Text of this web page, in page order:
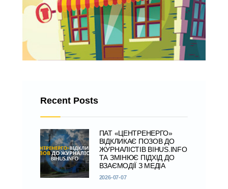
Recent Posts
ПАТ «ЦЕНТРЕНЕРГО»
ВІДКЛИКАЄ ПОЗОВ ДО
ЖУРНАЛІСТІВ BIHUS.INFO
ТА ЗМІНЮЄ ПІДХІД ДО
ВЗАЄМОДІЇ З МЕДІА
2026-07-07